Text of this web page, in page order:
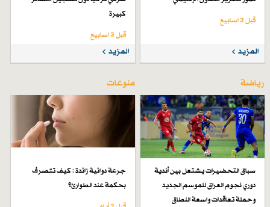
قبل 3 اسابیع
المزيد
كبيرة
قبل 3 اسابیع
المزيد
رياضة
سباق التحضيرات يشتعل بين أندية
دوري نجوم العراق للموسم الجديد
وحملة تعاقدات واسعة النطاق
منوعات
جرعة دوائية زائدة : كيف تتصرف
بحكمة عند الطوارئ؟